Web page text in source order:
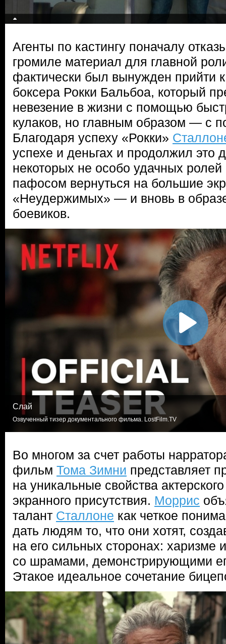
Агенты по кастингу поначалу
громиле материал для главной
фактически был вынужден прийти
боксера Рокки Бальбоа, который
невезение в жизни с помощью
кулаков, но главным образом — с
Благодаря успеху «Рокки»
успехе и деньгах и продолжил это
некоторых не особо удачных
пафосом вернуться на большие
«Неудержимых» — и вновь в
боевиков.
Слай
Озвученный тизер документального фильма. LostFilm.TV
Во многом за счет работы
фильм Тома Зимни представляет
на уникальные свойства
экранного присутствия. Моррис
талант Сталлоне как четкое
дать людям то, что они хотят,
на его сильных сторонах: харизме
со шрамами, демонстрирующими
Этакое идеальное сочетание